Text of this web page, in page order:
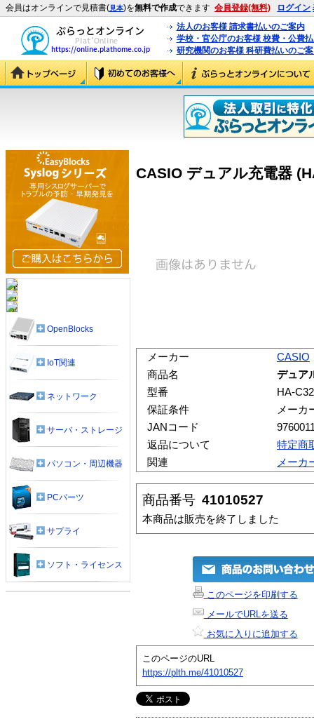
会員はオンラインで見積書(見本)を無料で作成できます 会員登録(無料) ログイン
法人のお客様 請求書払いのご案内
学校・官公庁のお客様 校費・公費
研究機関のお客様 科研費払いのご
CASIO デュアル充電器
メーカー
CASIO
商品名
デュア
型番
HA-
保証条件
メーカ
JANコード
返品について
特定商
関連
メーカ
商品番号 41010527
本商品は販売を終了しました
このページを印刷する
メールでURLを送る
お気に入りに追加する
このページのURL
https://plth.me/41010527
OpenBlocks
IoT関連
ネットワーク
サーバ・ストレージ
パソコン・周辺機器
PCパーツ
サプライ
ソフト・ライセンス